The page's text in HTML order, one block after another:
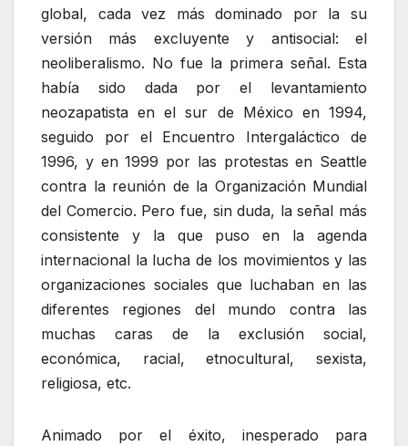
global, cada vez más dominado por la su
versión más excluyente y antisocial: el
neoliberalismo. No fue la primera señal. Esta
había sido dada por el levantamiento
neozapatista en el sur de México en 1994,
seguido por el Encuentro Intergaláctico de
1996, y en 1999 por las protestas en Seattle
contra la reunión de la Organización Mundial
del Comercio. Pero fue, sin duda, la señal más
consistente y la que puso en la agenda
internacional la lucha de los movimientos y las
organizaciones sociales que luchaban en las
diferentes regiones del mundo contra las
muchas caras de la exclusión social,
económica, racial, etnocultural, sexista,
religiosa, etc.
Animado por el éxito, inesperado para